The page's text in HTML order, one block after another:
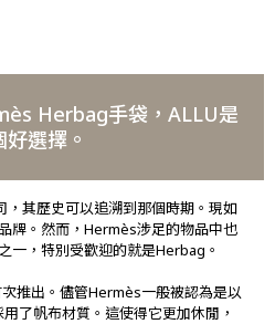
Herbag手袋，ALLU是
好選擇。
其歷史可以追溯到那個時期。現如
牌。然而，Hermès涉足的物品中也
一，特別受歡迎的就是Herbag。
推出。儘管Hermès一般被認為是以
了帆布材質。這使得它更加休閒，